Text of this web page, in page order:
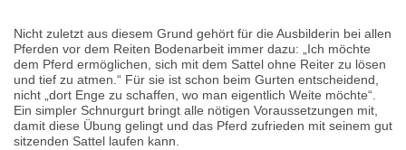
Nicht zuletzt aus diesem Grund gehört für die Ausbilderin bei allen
Pferden vor dem Reiten Bodenarbeit immer dazu: „Ich möchte
dem Pferd ermöglichen, sich mit dem Sattel ohne Reiter zu lösen
und tief zu atmen.“ Für sie ist schon beim Gurten entscheidend,
nicht „dort Enge zu schaffen, wo man eigentlich Weite möchte“.
Ein simpler Schnurgurt bringt alle nötigen Voraussetzungen mit,
damit diese Übung gelingt und das Pferd zufrieden mit seinem gut
sitzenden Sattel laufen kann.